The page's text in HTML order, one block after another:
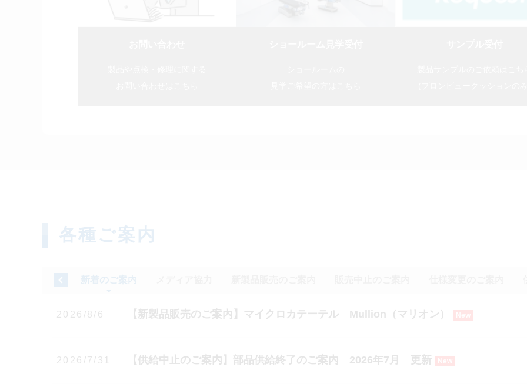
各種ご案内
2026/8/6 【新製品販売のご案内】マイクロカテーテル Mullion（マリオン） New
2026/7/31 【供給中止のご案内】部品供給終了のご案内 2026年7月 更新 New